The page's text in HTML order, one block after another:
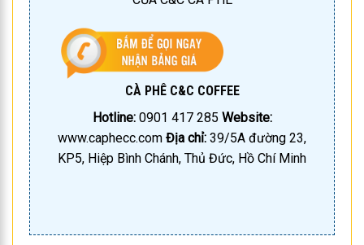
CÀ PHÊ C&C COFFEE
Hotline:0901 417 285 Website:
www.caphecc.com Địa chỉ: 39/5A đường 23,
KP5, Hiệp Bình Chánh, Thủ Đức, Hồ Chí Minh